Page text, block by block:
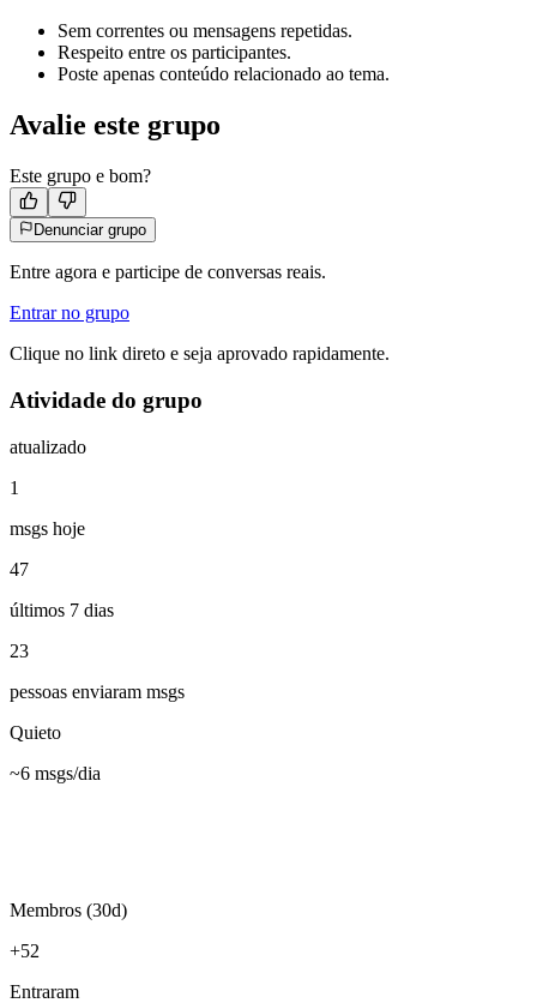
Sem correntes ou mensagens repetidas.
Respeito entre os participantes.
Poste apenas conteúdo relacionado ao tema.
Avalie este grupo
Este grupo e bom?
Denunciar grupo
Entre agora e participe de conversas reais.
Entrar no grupo
Clique no link direto e seja aprovado rapidamente.
Atividade do grupo
atualizado
1
msgs hoje
47
últimos 7 dias
23
pessoas enviaram msgs
Quieto
~6 msgs/dia
Membros (30d)
+52
Entraram